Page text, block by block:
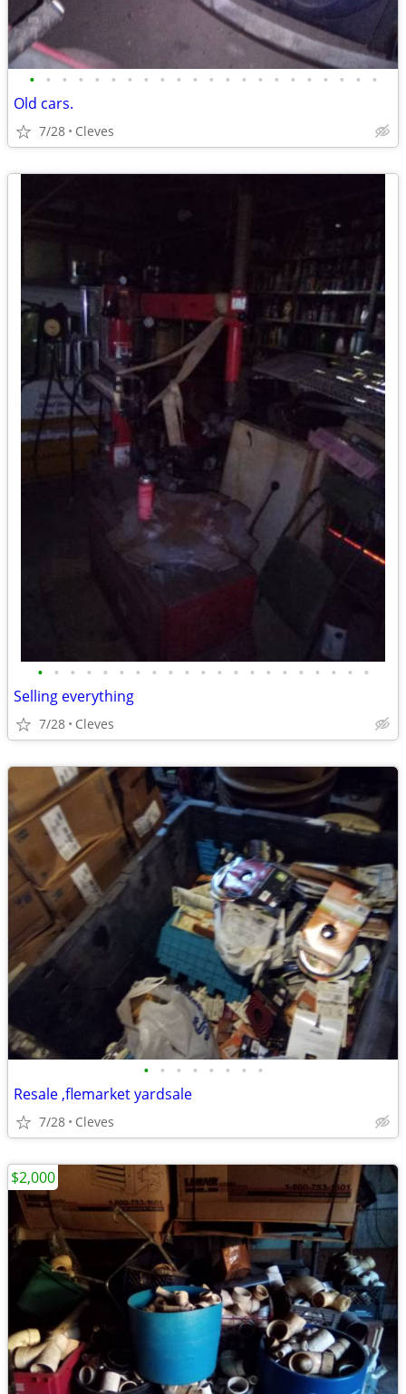
• • • • • • • • • • • • • • • • • • • • • •
Old cars.
7/28 Cleves
• • • • • • • • • • • • • • • • • • • • •
Selling everything
7/28 Cleves
• • • • • • • •
Resale ,flemarket yardsale
7/28 Cleves
$2,000